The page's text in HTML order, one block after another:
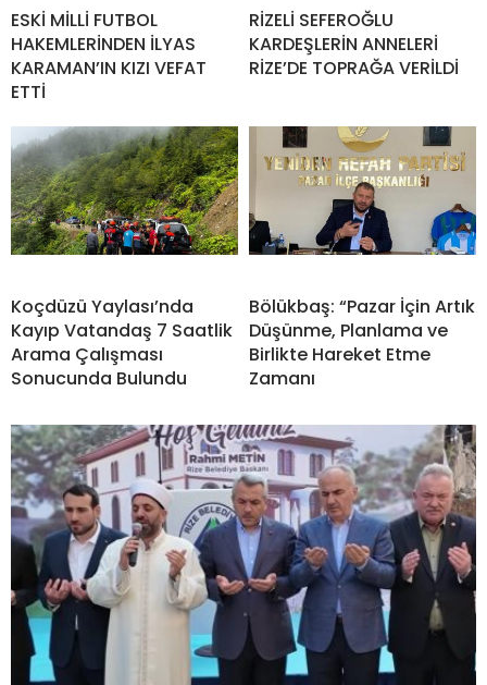
ESKİ MİLLİ FUTBOL
HAKEMLERİNDEN İLYAS
KARAMAN’IN KIZI VEFAT
ETTİ
RİZELİ SEFEROĞLU
KARDEŞLERİN ANNELERİ
RİZE’DE TOPRAĞA VERİLDİ
Koçdüzü Yaylası’nda
Kayıp Vatandaş 7 Saatlik
Arama Çalışması
Sonucunda Bulundu
Bölükbaş: “Pazar İçin Artık
Düşünme, Planlama ve
Birlikte Hareket Etme
Zamanı